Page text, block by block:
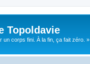
Topoldavie
un corps fini. À la fin, ça fait zéro. »